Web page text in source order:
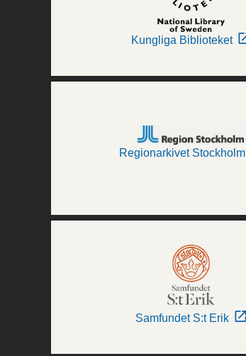
Kungliga Biblioteket
Regionarkivet Stockholm
Samfundet S:t Erik